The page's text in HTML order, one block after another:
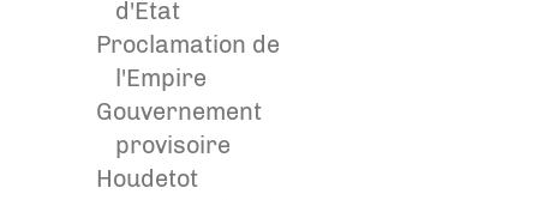
d'État
Proclamation de
l'Empire
Gouvernement
provisoire
Houdetot